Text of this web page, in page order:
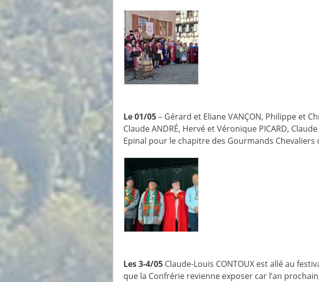
Le 01/05– Gérard et Eliane VANÇON, Philippe et
Claude ANDRÉ, Hervé et Véronique PICARD,
Epinal pour le chapitre des Gourmands Chevaliers
Les 3-4/05 Claude-Louis CONTOUX est allé au
que la Confrérie revienne exposer car l’an